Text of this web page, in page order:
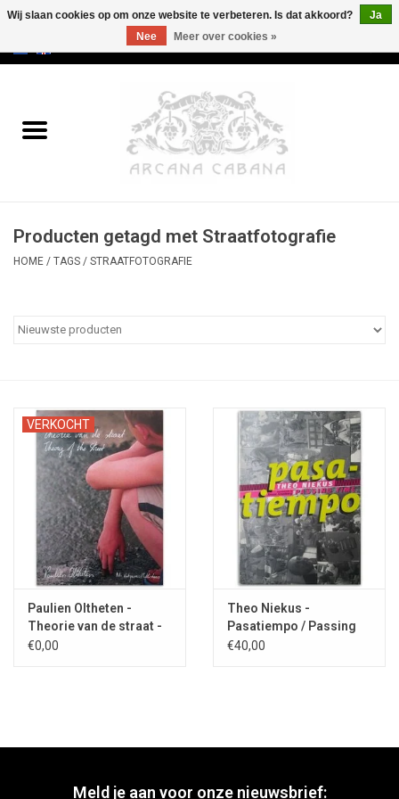
Oud & Zeldzaam
Erotica
Categorieën
Producten getagd met Straatfotografie
HOME / TAGS / STRAATFOTOGRAFIE
VERKOCHT
Paulien Oltheten -
Theorie van de straat -
2007
€0,00
Theo Niekus -
Pasatiempo / Passing
Time - 1998
€40,00
Meld je aan voor onze nieuwsbrief:
Wij slaan cookies op om onze website te verbeteren. Is dat akkoord?
Ja
Nee
Meer over cookies »